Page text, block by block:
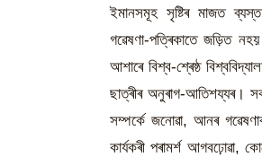
ইমানসমূহ সৃষ্টিৰ মাজত
গৱেষণা-পত্ৰিকাতে জড়িত
আশাৰে বিশ্ব-শ্ৰেষ্ঠ
ছাত্ৰীৰ অনুৰাগ-আতিশয্যৰ।
সম্পৰ্কে জনোৱা, আনৰ
কাৰ্যকৰী পৰামৰ্শ আগবঢ়োৱা,